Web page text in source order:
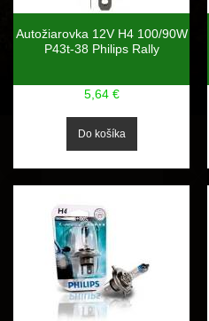
Autožiarovka 12V H4 100/90W
P43t-38 Philips Rally
5,64 €